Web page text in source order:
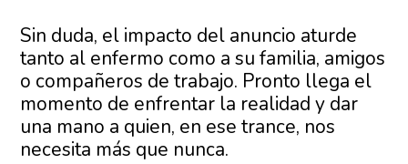
Sin duda, el impacto del anuncio aturde
tanto al enfermo como a su familia, amigos
o compañeros de trabajo. Pronto llega el
momento de enfrentar la realidad y dar
una mano a quien, en ese trance, nos
necesita más que nunca.